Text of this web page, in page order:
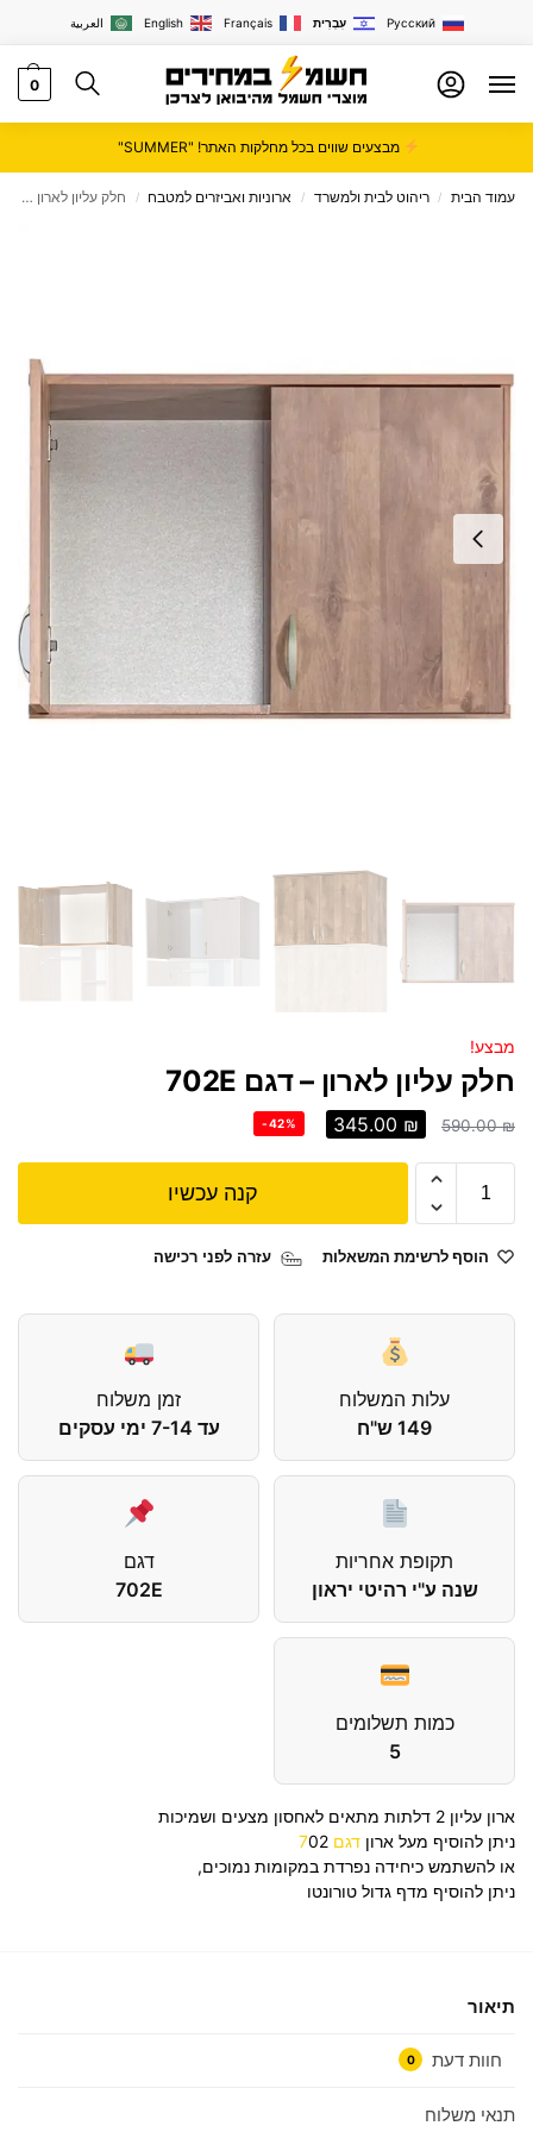
العربية English Français עִבְרִית Русский
0
מבצעים שווים בכל מחלקות האתר! "SUMMER"
עמוד הבית / ריהוט לבית ולמשרד / ארוניות ואביזרים למטבח / חלק עליון לארון – דגם 702E
מבצע!
חלק עליון לארון – דגם 702E
590.00₪
345.00 ₪
-42%
קנה עכשיו
הוסף לרשימת המשאלות עזרה לפני רכישה
עלות המשלוח
149 ש"ח
זמן משלוח
עד 7-14 ימי עסקים
תקופת אחריות
שנה ע"י רהיטי יראון
דגם
702E
כמות תשלומים
5
ארון עליון 2 דלתות מתאים לאחסון מצעים ושמיכות
ניתן להוסיף מעל ארון דגם 7 02
או להשתמש כיחידה נפרדת במקומות נמוכים,
ניתן להוסיף מדף גדול טורונטו
תיאור
חוות דעת 0
תנאי משלוח